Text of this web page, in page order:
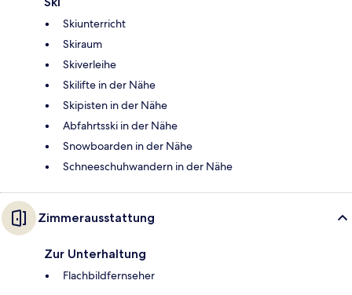
Skiunterricht
Skiraum
Skiverleihe
Skilifte in der Nähe
Skipisten in der Nähe
Abfahrtsski in der Nähe
Snowboarden in der Nähe
Schneeschuhwandern in der Nähe
Zimmerausstattung
Zur Unterhaltung
Flachbildfernseher